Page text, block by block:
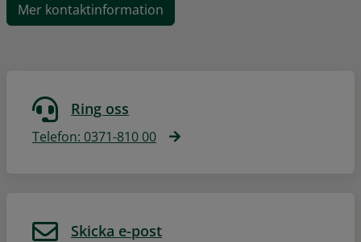
Mer kontaktinformation
Ring oss
Telefon: 0371-810 00
Skicka e-post